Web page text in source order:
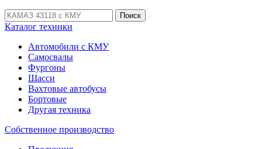
Поиск
Каталог техники
Автомобили с КМУ
Самосвалы
Фургоны
Шасси
Вахтовые автобусы
Бортовые
Другая техника
Собственное производство